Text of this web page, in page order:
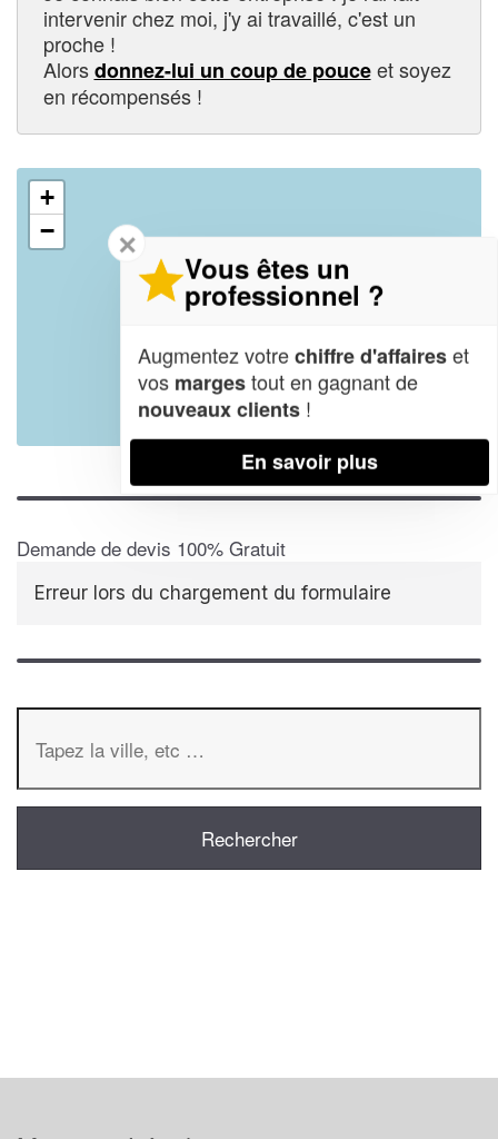
intervenir chez moi, j'y ai travaillé, c'est un
proche !
Alorsdonnez-lui un coup de pouceet soyez
en récompensés !
+
−
Leaflet| Map data ©OpenStreetMap contributors,CC-BY-SA
Demande de devis 100% Gratuit
Erreur lors du chargement du formulaire
✕
Vous êtes un
professionnel ?
Augmentez votrechiffre d'affaireset
vos margestout en gagnant de
nouveaux clients !
En savoir plus